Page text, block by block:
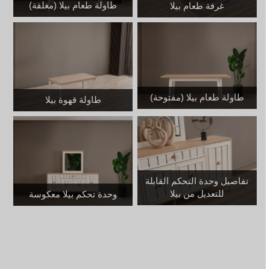
غرفة طعام بيلا طاولة طعام بيلا (مغلقة)
طاولة طعام بيلا (مفتوحة) طاولة قهوة بيلا
تفاصيل وحدة التحكم القابلة
للتعديل من بيلا
وحدة تحكم بيلا معكوسة